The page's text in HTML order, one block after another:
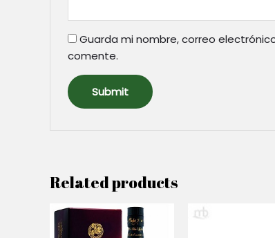
Guarda mi nombre, correo
comente.
Related products